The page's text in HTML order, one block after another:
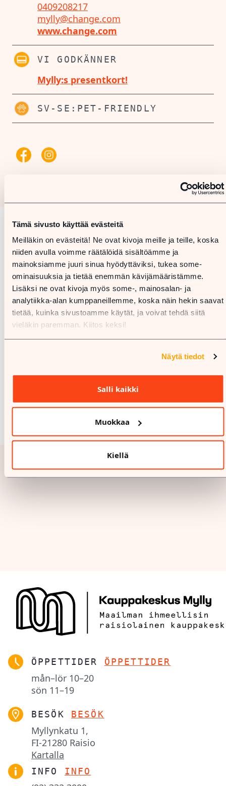
Tämä sivusto käyttää evästeitä
Meilläkin on evästeitä! Ne ovat kivoja meille ja teille, koska
niiden avulla voimme räätälöidä sisältöämme ja
mainoksiamme juuri sinua hyödyttäviksi, tukea some-
ominaisuuksia ja tietää enemmän kävijämääristämme.
Lisäksi ne ovat kivoja myös some-, mainosalan- ja
analytiikka-alan kumppaneillemme, koska näin hekin saavat
tietää, kuinka sivustoamme käytät, ja voivat tehdä siitä
vieläkin paremman. Kiitos keksi!
Näytä tiedot
Salli kaikki
Muokkaa
Kiellä
0409208217
mylly@change.com
www.change.com
VI GODKÄNNER
Mylly:s presentkort!
SV-SE:PET-FRIENDLY
Karta
ÖPPETTIDER ÖPPETTIDER
mån–lör 10–20
sön 11–19
BESÖK BESÖK
Myllynkatu 1,
FI-21280 Raisio
Kartalla
INFO INFO